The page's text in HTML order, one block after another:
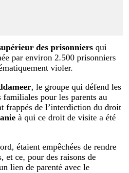
des prisonniers qui
par environ 2.500 prisonniers
violer.
, le groupe qui défend les
pour les parents au
frappés de l’interdiction du droit
à qui ce droit de visite a été
étaient empêchées de rendre
et ce, pour des raisons de
lien de parenté avec le